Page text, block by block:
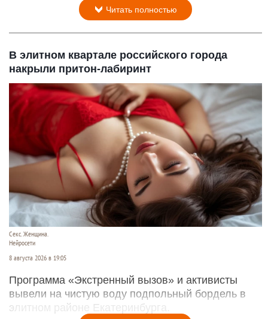
Читать полностью
В элитном квартале российского города
накрыли притон-лабиринт
Секс. Женщина.
Нейросети
8 августа 2026 в 19:05
Программа «Экстренный вызов» и активисты
вывели на чистую воду подпольный бордель в
элитном районе Екатеринбурга.